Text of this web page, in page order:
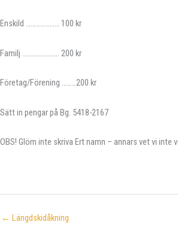
Enskild ………………… 100 kr
Familj ………………….. 200 kr
Företag/Förening ………200 kr
Sätt in pengar på Bg. 5418-2167
OBS! Glöm inte skriva Ert namn – annars vet vi inte
← Längdskidåkning